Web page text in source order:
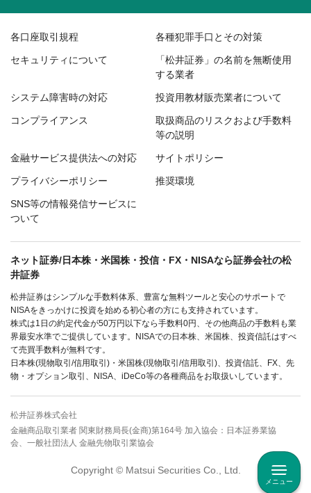
メニュー
各口座取引規程 各種犯罪手口とその対策
セキュリティについて
「松井証券」の名前を無断使用
する業者
システム障害時の対応 投資用教材販売業者について
コンプライアンス
取扱商品のリスクおよび手数料
等の説明
金融サービス提供法への対応 サイトポリシー
プライバシーポリシー 推奨環境
SNS等の情報発信サービスに
ついて
ネット証券/日本株・米国株・投信・FX・NISAなら証券会社の松
井証券
松井証券はシンプルな手数料体系、豊富な無料ツールと安心のサポートで
NISAをきっかけに投資を始める初心者の方にも支持されています。
株式は1日の約定代金が50万円以下なら手数料0円、その他商品の手数料も業
界最安水準でご提供しています。NISAでの日本株、米国株、投資信託はすべ
て売買手数料が無料です。
日本株(現物取引/信用取引)・米国株(現物取引/信用取引)、投資信託、FX、先
物・オプション取引、NISA、iDeCo等の各種商品をお取扱いしています。
松井証券株式会社
金融商品取引業者 関東財務局長(金商)第164号 加入協会：日本証券業協
会、一般社団法人 金融先物取引業協会
Copyright © Matsui Securities Co., Ltd.